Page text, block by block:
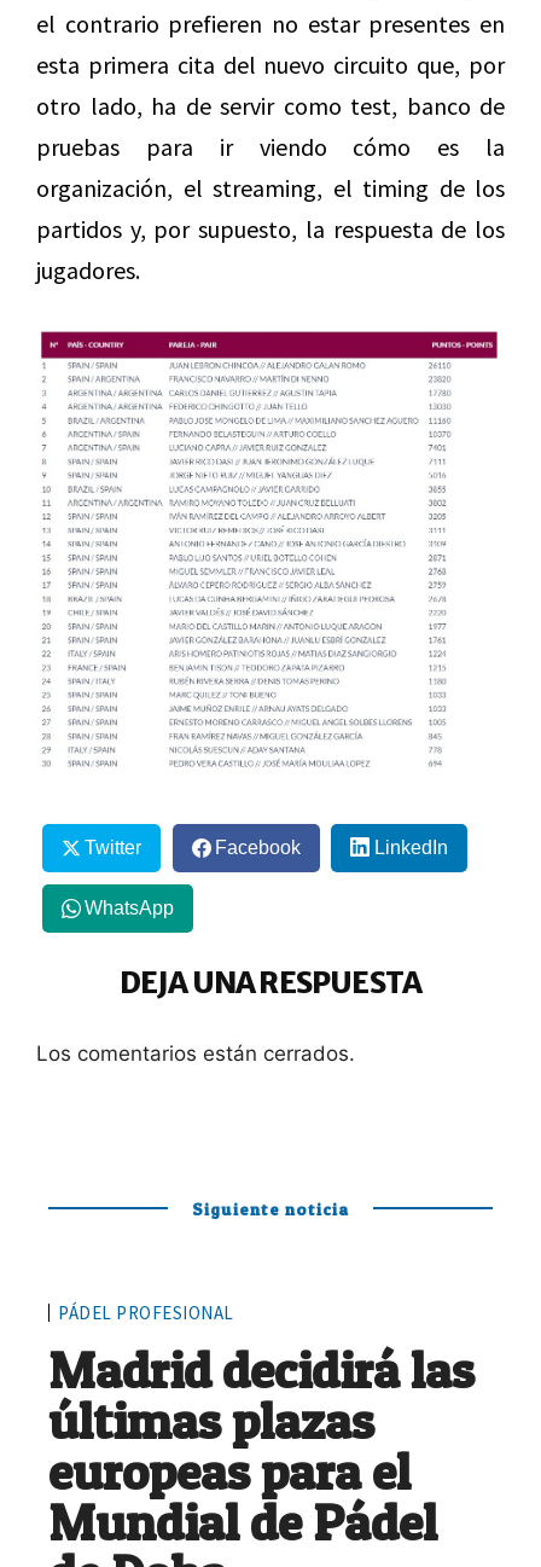
el contrario prefieren no estar presentes en
esta primera cita del nuevo circuito que, por
otro lado, ha de servir como test, banco de
pruebas para ir viendo cómo es la
organización, el streaming, el timing de los
partidos y, por supuesto, la respuesta de los
jugadores.
Twitter Facebook LinkedIn
WhatsApp
DEJA UNA RESPUESTA
Los comentarios están cerrados.
Siguiente noticia
PÁDEL PROFESIONAL
Madrid decidirá las
últimas plazas
europeas para el
Mundial de Pádel